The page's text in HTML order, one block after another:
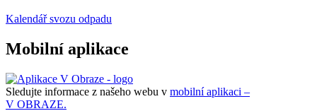
Kalendář svozu odpadu
Mobilní aplikace
Sledujte informace z našeho webu v mobilní aplikaci –
V OBRAZE.